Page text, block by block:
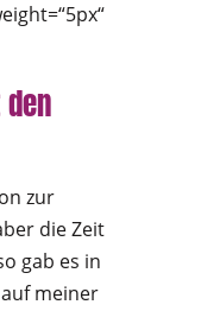
zur
die Zeit
gab es in
meiner